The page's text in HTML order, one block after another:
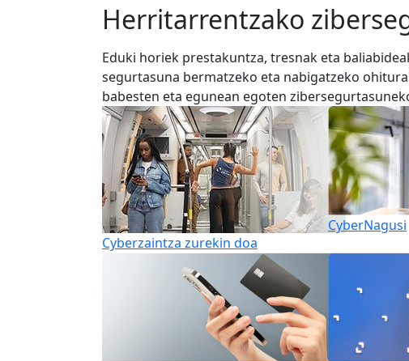
Herritarrentzako
Eduki horiek prestakuntza, tresnak eta
segurtasuna bermatzeko eta nabigatzeko
babesten eta egunean egoten
Cyberzaintza zurekin doa
CyberNagusi